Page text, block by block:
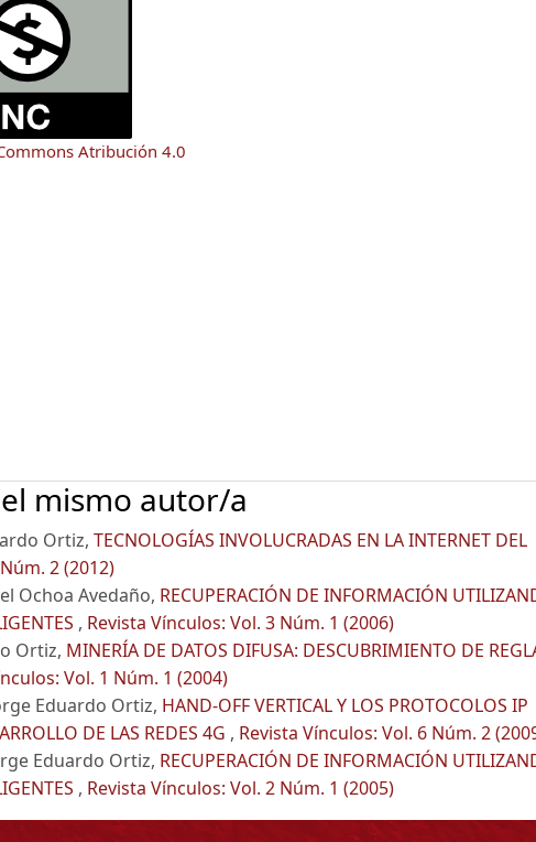
Atribución 4.0
mismo autor/a
Ortiz, TECNOLOGÍAS INVOLUCRADAS EN LA INTERNET DEL
2 (2012)
Ochoa Avedaño, RECUPERACIÓN DE INFORMACIÓN
, Revista Vínculos: Vol. 3 Núm. 1 (2006)
Ortiz, MINERÍA DE DATOS DIFUSA: DESCUBRIMIENTO DE
Vol. 1 Núm. 1 (2004)
Eduardo Ortiz, HAND-OFF VERTICAL Y LOS PROTOCOLOS IP
DE LAS REDES 4G , Revista Vínculos: Vol. 6 Núm. 2
Eduardo Ortiz, RECUPERACIÓN DE INFORMACIÓN
, Revista Vínculos: Vol. 2 Núm. 1 (2005)